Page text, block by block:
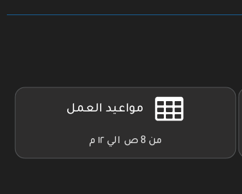
مواعيد العمل
من 8 ص الي ١٢ م